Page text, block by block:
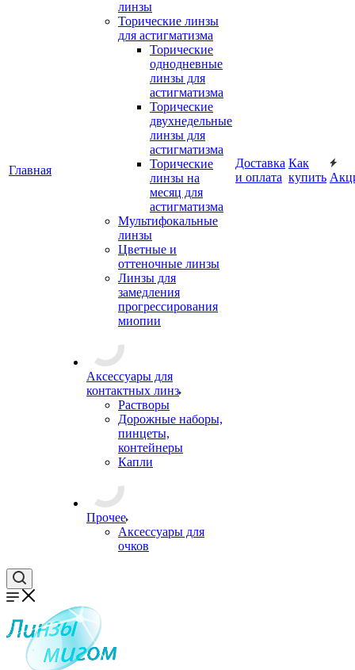
Главная
линзы
Торические линзы
для астигматизма
Торические
однодневные
линзы для
астигматизма
Торические
двухнедельные
линзы для
астигматизма
Торические
линзы на
месяц для
астигматизма
Мультифокальные
линзы
Цветные и
оттеночные линзы
Линзы для
замедления
прогрессирования
миопии
Аксессуары для
контактных линз
Растворы
Дорожные наборы,
пинцеты,
контейнеры
Капли
Прочее
Аксессуары для
очков
Доставка
и оплата
Как
купить